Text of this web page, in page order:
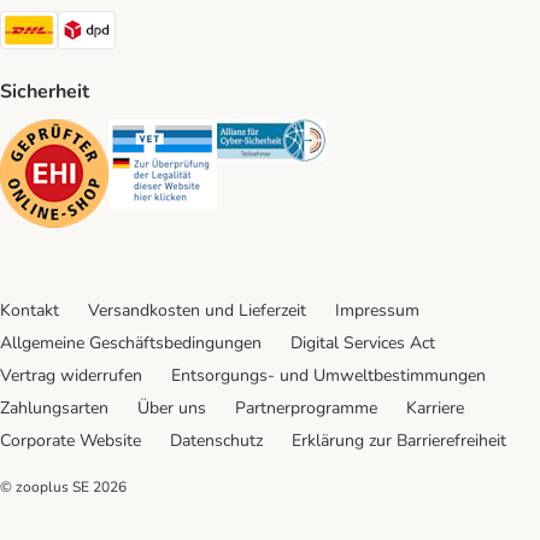
DHL Shipping Method
Sicherheit
Security Security Security
Kontakt Versandkosten und Lieferzeit
Impressum
Allgemeine Geschäftsbedingungen
Digital Services Act
Vertrag widerrufen
Entsorgungs- und Umweltbestimmungen
Zahlungsarten
Über uns Partnerprogramme
Karriere
Corporate Website
Datenschutz Erklärung zur Barrierefreiheit
© zooplus SE 2026